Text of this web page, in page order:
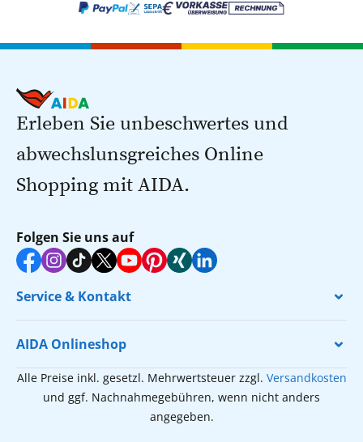
Erleben Sie unbeschwertes und
abwechslunsgreiches Online
Shopping mit AIDA.
Folgen Sie uns auf
Service & Kontakt
AIDA Onlineshop
Alle Preise inkl. gesetzl. Mehrwertsteuer zzgl. Versandkosten
und ggf. Nachnahmegebühren, wenn nicht anders
angegeben.